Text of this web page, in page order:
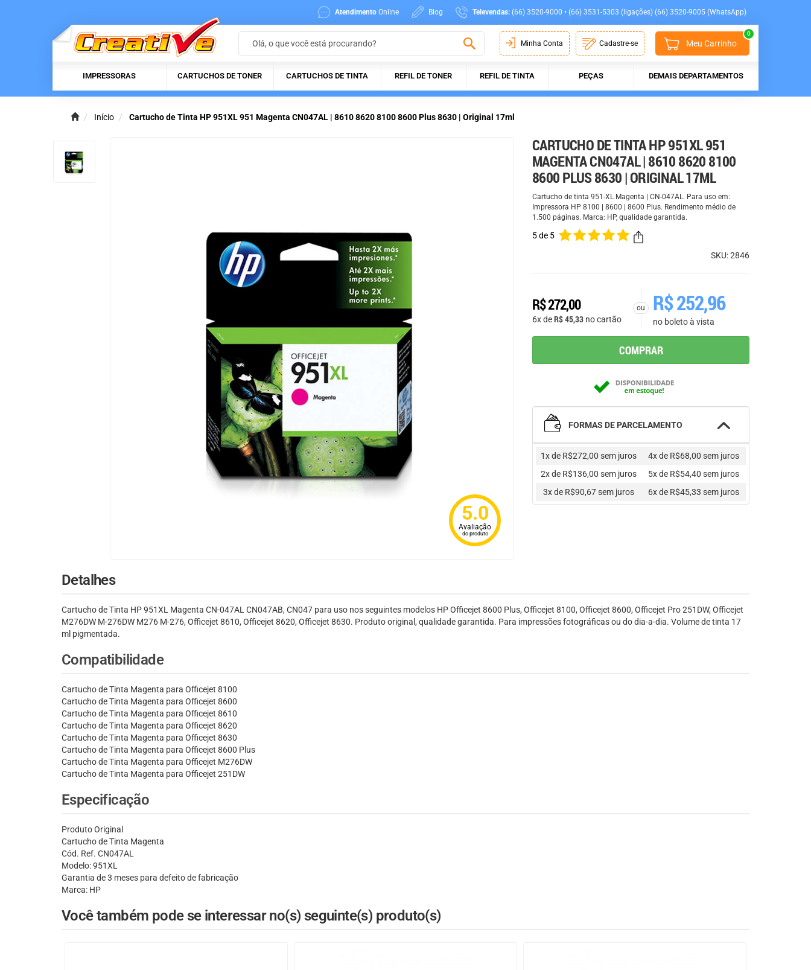
Atendimento Online Blog Televendas: (66) 3520-9000 • (66) 3531-5303 (ligações) (66) 3520-9005 (WhatsApp)
Minha Conta Cadastre-se Meu Carrinho
0
IMPRESSORAS CARTUCHOS DE TONER CARTUCHOS DE TINTA REFIL DE TONER REFIL DE TINTA PEÇAS DEMAIS DEPARTAMENTOS
Início Cartucho de Tinta HP 951XL 951 Magenta CN047AL | 8610 8620 8100 8600 Plus 8630 | Original 17ml
5.0
Avaliação
do produto
CARTUCHO DE TINTA HP 951XL 951
MAGENTA CN047AL | 8610 8620 8100
8600 PLUS 8630 | ORIGINAL 17ML
Cartucho de tinta 951-XL Magenta | CN-047AL. Para uso em:
Impressora HP 8100 | 8600 | 8600 Plus. Rendimento médio de
1.500 páginas. Marca: HP, qualidade garantida.
5 de 5
SKU: 2846
R$272,00
6x deR$45,33 no cartão
ou R$252,96
no boleto à vista
COMPRAR
FORMAS DE PARCELAMENTO
1x de R$272,00 sem juros
2x de R$136,00 sem juros
3x de R$90,67sem juros
4x de R$68,00 sem juros
5x de R$54,40 sem juros
6x de R$45,33 sem juros
Detalhes
Cartucho de Tinta HP 951XL Magenta CN-047AL CN047AB, CN047 para uso nos seguintes modelos HP Officejet 8600 Plus, Officejet 8100, Officejet 8600, Officejet Pro 251DW, Officejet
M276DW M-276DW M276 M-276, Officejet 8610, Officejet 8620, Officejet 8630. Produto original, qualidade garantida. Para impressões fotográficas ou do dia-a-dia. Volume de tinta 17
ml pigmentada.
Compatibilidade
Cartucho de Tinta Magenta para Officejet 8100
Cartucho de Tinta Magenta para Officejet 8600
Cartucho de Tinta Magenta para Officejet 8610
Cartucho de Tinta Magenta para Officejet 8620
Cartucho de Tinta Magenta para Officejet 8630
Cartucho de Tinta Magenta para Officejet 8600 Plus
Cartucho de Tinta Magenta para Officejet M276DW
Cartucho de Tinta Magenta para Officejet 251DW
Especificação
Produto Original
Cartucho de Tinta Magenta
Cód. Ref. CN047AL
Modelo: 951XL
Garantia de 3 meses para defeito de fabricação
Marca: HP
Você também pode se interessar no(s) seguinte(s) produto(s)